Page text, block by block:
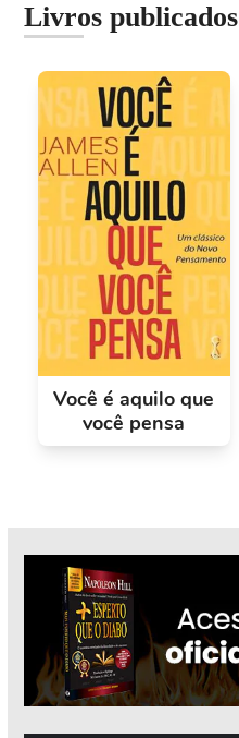
Livros publicados
Você é aquilo que
você pensa